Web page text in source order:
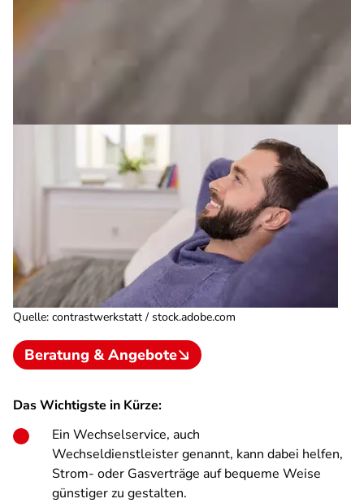
Quelle: contrastwerkstatt / stock.adobe.com
Beratung & Angebote
Das Wichtigste in Kürze:
Ein Wechselservice, auch
Wechseldienstleistergenannt, kann dabei helfen,
Strom- oder Gasverträge auf bequeme Weise
günstiger zu gestalten.